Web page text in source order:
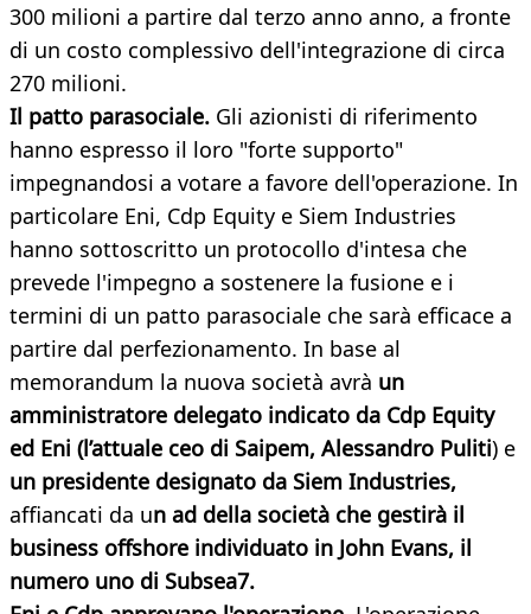
300 milioni a partire dal terzo anno anno, a fronte
di un costo complessivo dell'integrazione di circa
270 milioni.
Il patto parasociale. Gli azionisti di riferimento
hanno espresso il loro "forte supporto"
impegnandosi a votare a favore dell'operazione. In
particolare Eni, Cdp Equity e Siem Industries
hanno sottoscritto un protocollo d'intesa che
prevede l'impegno a sostenere la fusione e i
termini di un patto parasociale che sarà efficace a
partire dal perfezionamento. In base al
memorandum la nuova società avrà un
amministratore delegato indicato da Cdp Equity
ed Eni (l’attuale ceo di Saipem, Alessandro Puliti) e
un presidente designato da Siem Industries,
affiancati da un ad della società che gestirà il
business offshore individuato in John Evans, il
numero uno di Subsea7.